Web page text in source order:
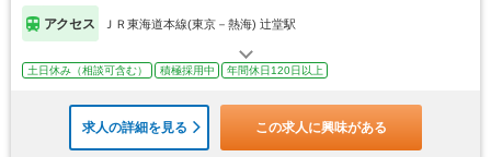
アクセス ＪＲ東海道本線(東京－熱海) 辻堂駅
土日休み（相談可含む） 積極採用中 年間休日120日以上
求人の詳細を見る この求人に興味がある